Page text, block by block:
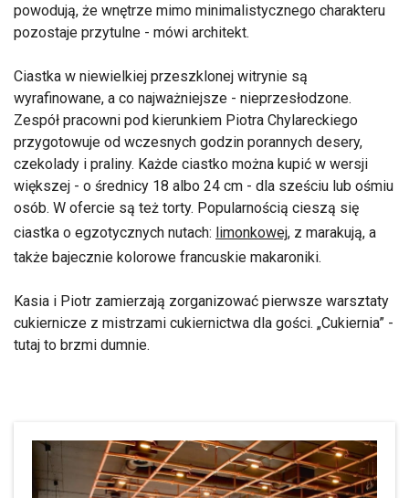
powodują, że wnętrze mimo minimalistycznego charakteru
pozostaje przytulne - mówi architekt.
Ciastka w niewielkiej przeszklonej witrynie są
wyrafinowane, a co najważniejsze - nieprzesłodzone.
Zespół pracowni pod kierunkiem Piotra Chylareckiego
przygotowuje od wczesnych godzin porannych desery,
czekolady i praliny. Każde ciastko można kupić w wersji
większej - o średnicy 18 albo 24 cm - dla sześciu lub ośmiu
osób. W ofercie są też torty. Popularnością cieszą się
ciastka o egzotycznych nutach: limonkowej, z marakują, a
także bajecznie kolorowe francuskie makaroniki.
Kasia i Piotr zamierzają zorganizować pierwsze warsztaty
cukiernicze z mistrzami cukiernictwa dla gości. „Cukiernia” -
tutaj to brzmi dumnie.